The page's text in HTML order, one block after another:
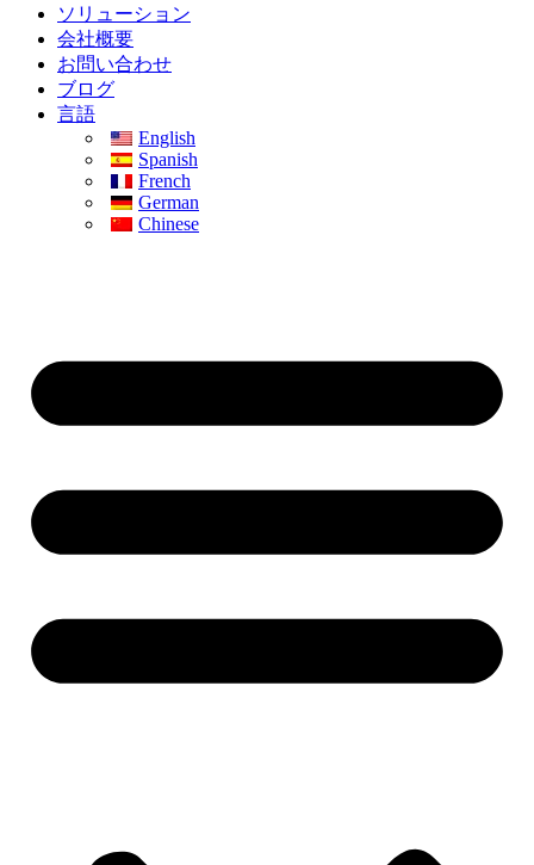
ソリューション
会社概要
お問い合わせ
ブログ
言語
English
Spanish
French
German
Chinese